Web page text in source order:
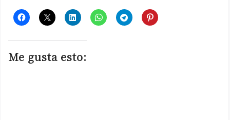
Me gusta esto: